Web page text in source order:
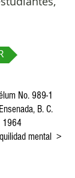
No. 989-1
B. C.
mental >